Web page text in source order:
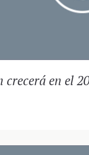
crecerá en el